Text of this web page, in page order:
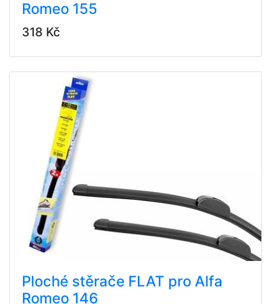
Romeo 155
318 Kč
Ploché stěrače FLAT pro Alfa
Romeo 146